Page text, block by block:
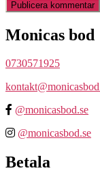
Monicas bod
0730571925
@monicasbod.se
@monicasbod.se
Betala